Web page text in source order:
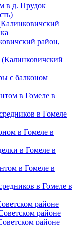
в д. Прудок
район,
(Калинковичский
с балконом
в Гомеле в
в Гомеле
в Гомеле в
в Гомеле в
в Гомеле в
в Гомеле в
районе
районе
районе